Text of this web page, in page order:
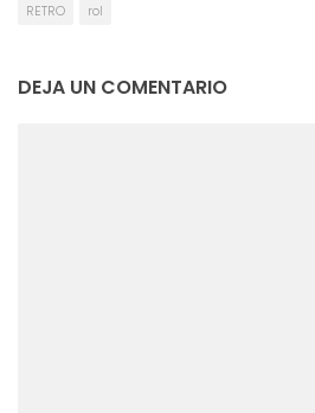
RETRO
rol
DEJA UN COMENTARIO